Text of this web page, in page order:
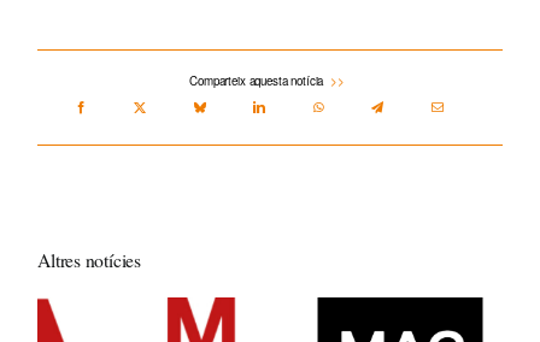
Comparteix aquesta notícia
Altres notícies